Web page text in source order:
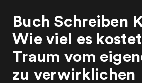
Buch Schreiben
Wie viel es
Traum vom
zu verwirklichen